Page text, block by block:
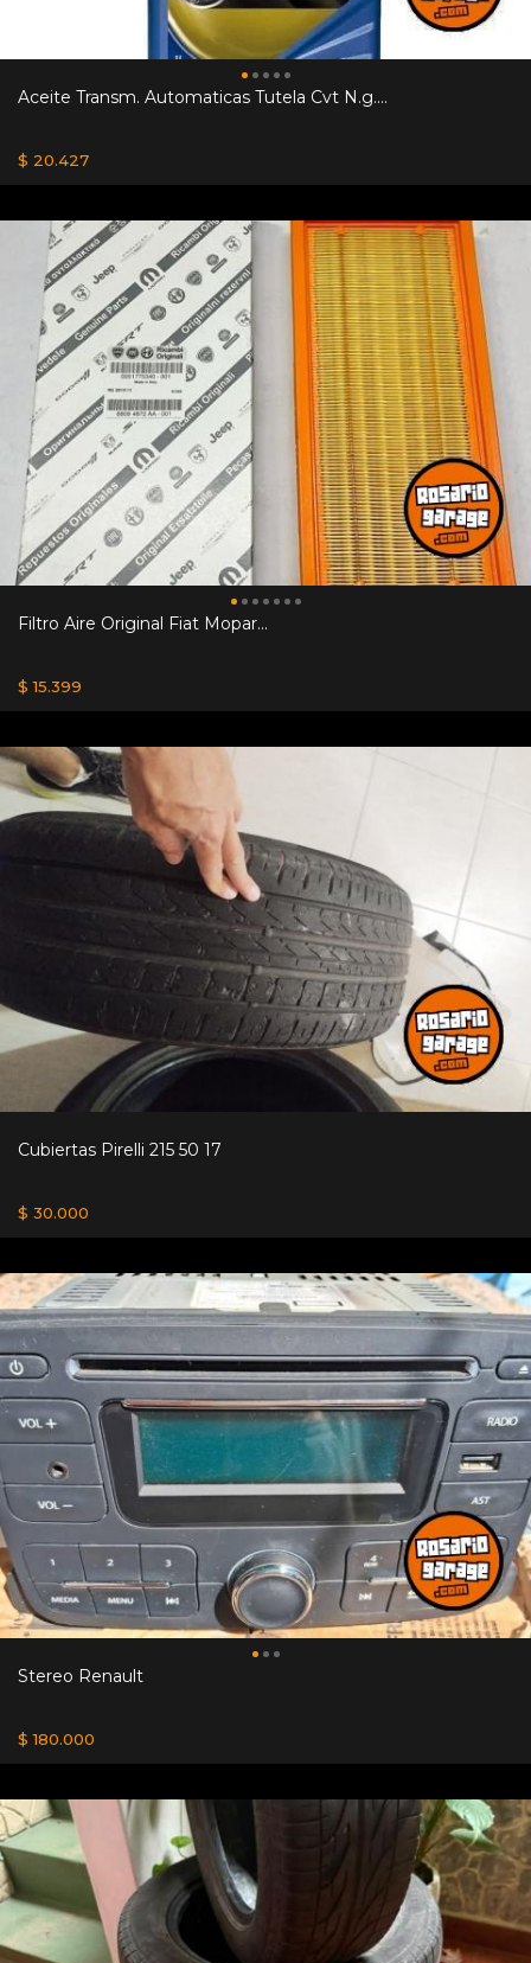
Aceite Transm. Automaticas Tutela Cvt N.g....
$ 20.427
Filtro Aire Original Fiat Mopar...
$ 15.399
Cubiertas Pirelli 215 50 17
$ 30.000
Stereo Renault
$ 180.000